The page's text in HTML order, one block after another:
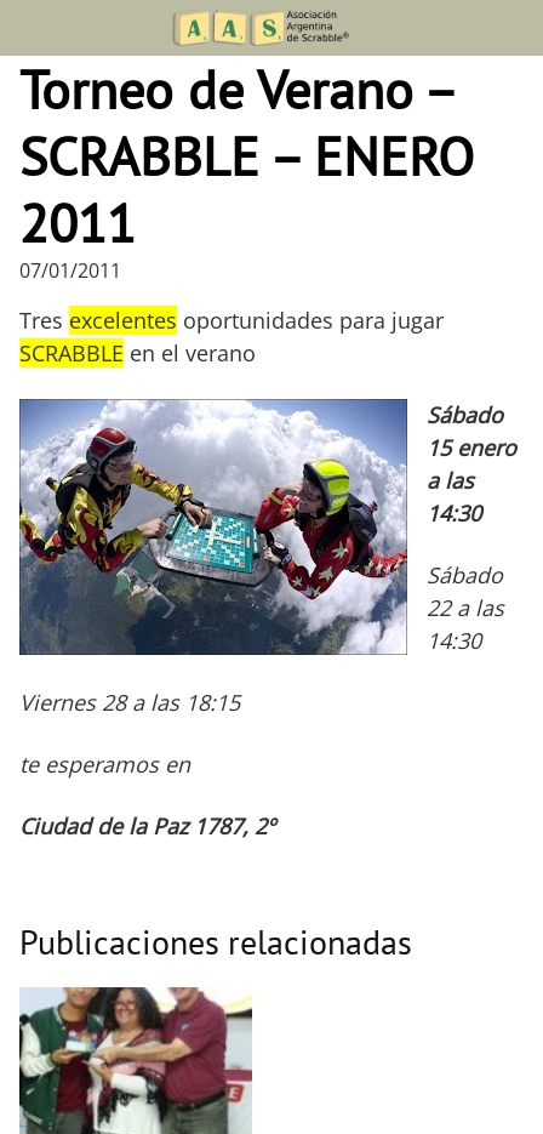
content
Torneo de Verano –
SCRABBLE – ENERO
2011
07/01/2011
Tres excelentes oportunidades para jugar
SCRABBLE en el verano
Sábado
15 enero
a las
14:30
Sábado
22 a las
14:30
Viernes 28 a las 18:15
te esperamos en
Ciudad de la Paz 1787, 2º
Publicaciones relacionadas